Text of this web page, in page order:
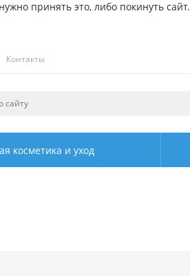
принять это, либо покинуть сайт.
Контакты
косметика и уход